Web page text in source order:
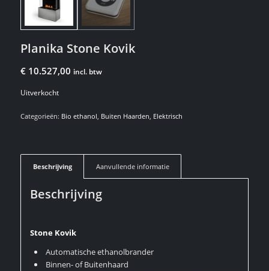
Planika Stone Kovik
€ 10.527,00 incl. btw
Uitverkocht
Categorieën: Bio ethanol, Buiten Haarden, Elektrisch
Beschrijving Aanvullende informatie
Beschrijving
Stone Kovik
Automatische ethanolbrander
Binnen- of Buitenhaard